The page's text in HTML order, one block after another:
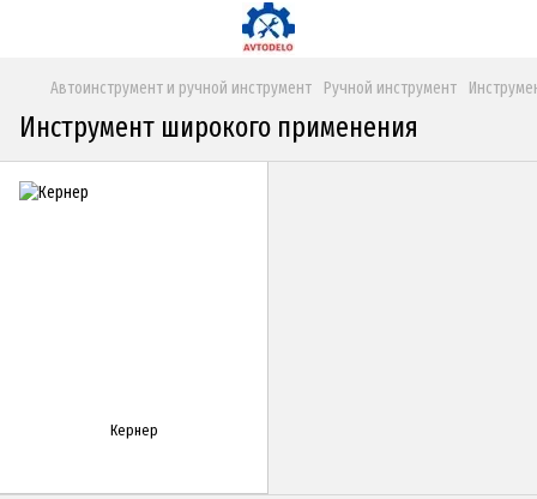
Автоинструмент и ручной инструмент Ручной инструмент
Инструмент широкого применения
Кернер